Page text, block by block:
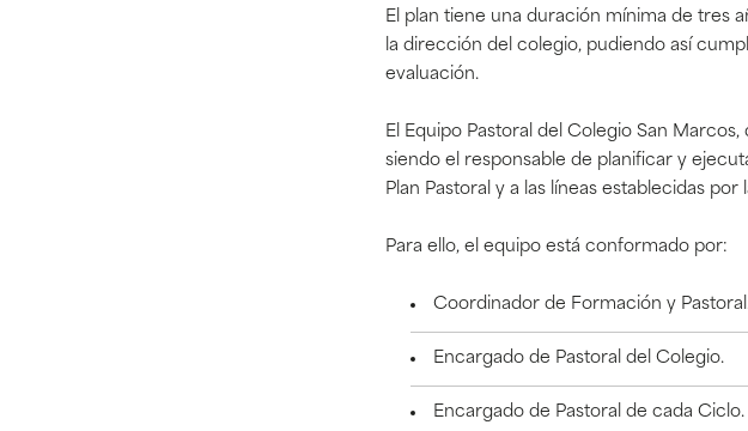
El plan tiene una duración mínima de tres
la dirección del colegio, pudiendo así
evaluación.
El Equipo Pastoral del Colegio San
siendo el responsable de planificar y
Plan Pastoral y a las líneas establecidas
Para ello, el equipo está conformado por:
Coordinador de Formación y
Encargado de Pastoral del Colegio.
Encargado de Pastoral de cada Ciclo.